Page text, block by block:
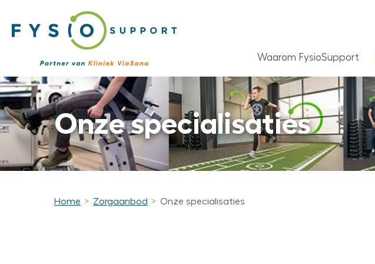
Waarom FysioSupport
Onze specialisaties
Home Zorgaanbod Onze specialisaties